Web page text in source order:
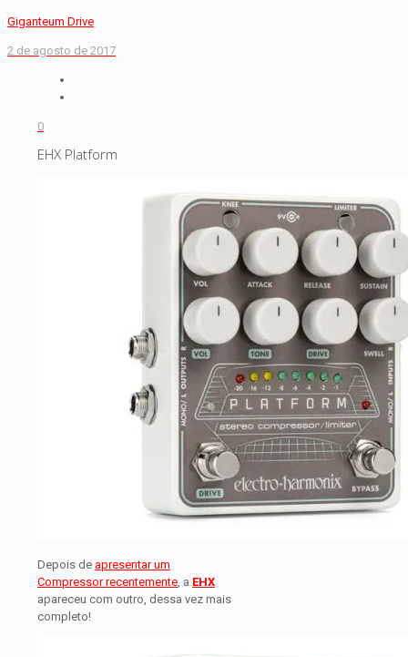
Giganteum Drive
2 de agosto de 2017
0
EHX Platform
Depois de apresentar um
Compressor recentemente , a EHX
apareceu com outro, dessa vez mais
completo!